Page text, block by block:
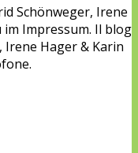
Schönweger, Irene
im Impressum. Il blog
Irene Hager & Karin